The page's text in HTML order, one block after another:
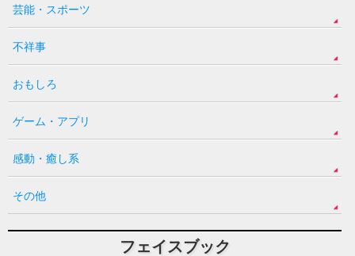
芸能・スポーツ
不祥事
おもしろ
ゲーム・アプリ
感動・癒し系
その他
フェイスブック